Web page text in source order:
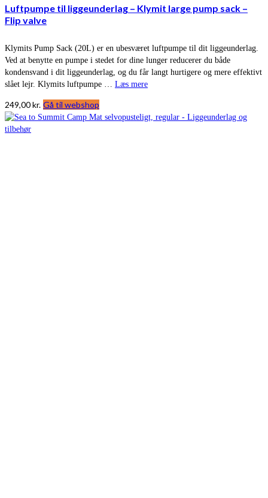
Luftpumpe til liggeunderlag – Klymit large pump sack –
Flip valve
Klymits Pump Sack (20L) er en ubesværet luftpumpe til dit liggeunderlag.
Ved at benytte en pumpe i stedet for dine lunger reducerer du både
kondensvand i dit liggeunderlag, og du får langt hurtigere og mere effektivt
slået lejr. Klymits luftpumpe … Læs mere
249,00kr. Gå til webshop